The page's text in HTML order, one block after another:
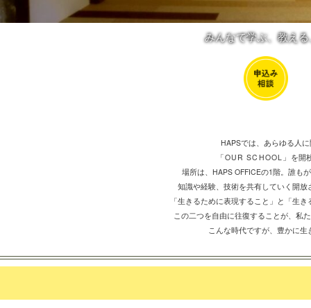
みんなで学ぶ、教え
HAPSでは、あらゆる人
「OUR SCHOOL」 を開
場所は、HAPS OFFICEの1階。誰も
知識や経験、技術を共有していく開
「生きるために表現すること」と「生
この二つを自由に往復することが、私
こんな時代ですが、豊かに生